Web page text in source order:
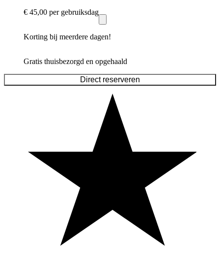
€ 45,00 per gebruiksdag
Korting bij meerdere dagen!
Gratis thuisbezorgd en opgehaald
Direct reserveren